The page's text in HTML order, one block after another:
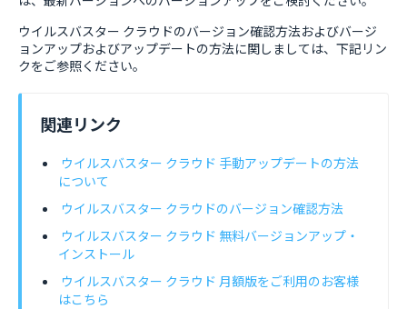
ウイルスバスター クラウドのバージョン確認方法およびバージ
ョンアップおよびアップデートの方法に関しましては、下記リン
クをご参照ください。
関連リンク
ウイルスバスター クラウド 手動アップデートの方法
について
ウイルスバスター クラウドのバージョン確認方法
ウイルスバスター クラウド 無料バージョンアップ・
インストール
ウイルスバスター クラウド 月額版をご利用のお客様
はこちら